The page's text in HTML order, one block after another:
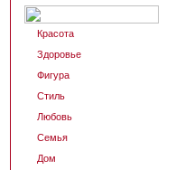
Красота
Здоровье
Фигура
Стиль
Любовь
Семья
Дом